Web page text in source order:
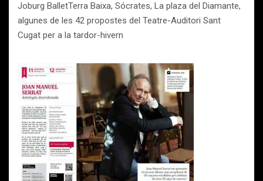
Joburg BalletTerra Baixa, Sócrates, La plaza del Diamante,
algunes de les 42 propostes del Teatre-Auditori Sant
Cugat per a la tardor-hivern